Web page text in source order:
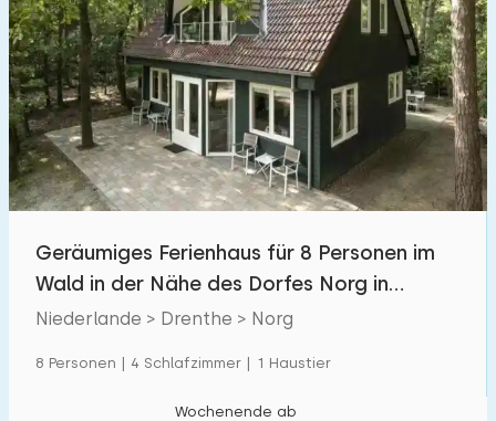
Unterkunft
Nicht im Ferienpark 1200 +
Im Ferienpark 3200
Einfamilienhaus
Ferienbauernhof
Villa
Geräumiges Ferienhaus für 8 Personen im
Wald in der Nähe des Dorfes Norg in
Drenthe
Niederlande > Drenthe > Norg
8 Personen | 4 Schlafzimmer | 1 Haustier
Wochenende ab